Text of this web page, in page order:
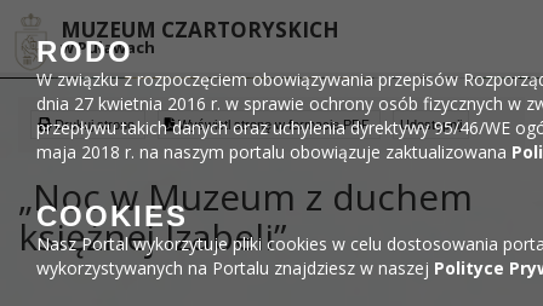
DEKLARACJA DOSTĘPNOŚCI
MUZEUM CZARTORYSKICH
w Puławach
Drukuj stronę Wyświetl stronę w formacie PDF Udostępnij
„Noc w Muzeum z duchem
księżnej Izabeli”
RODO
W związku z rozpoczęciem obowiązywania przepisów
dnia 27 kwietnia 2016 r. w sprawie ochrony osób fizycznych w
przepływu takich danych oraz uchylenia dyrektywy 95/46/WE
maja 2018 r. na naszym portalu obowiązuje zaktualizowana
COOKIES
Nasz Portal wykorzytuje pliki cookies w celu dostosowania
wykorzystywanych na Portalu znajdziesz w naszej Polityce